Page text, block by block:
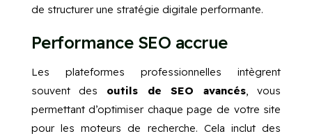
de structurer une stratégie digitale performante.
Performance SEO accrue
Les plateformes professionnelles intègrent
souvent des outils de SEO avancés, vous
permettant d’optimiser chaque page de votre site
pour les moteurs de recherche. Cela inclut des